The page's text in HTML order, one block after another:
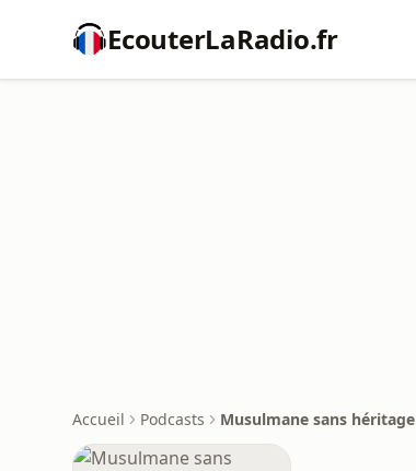
EcouterLaRadio.fr
Accueil Podcasts Musulmane sans héritage